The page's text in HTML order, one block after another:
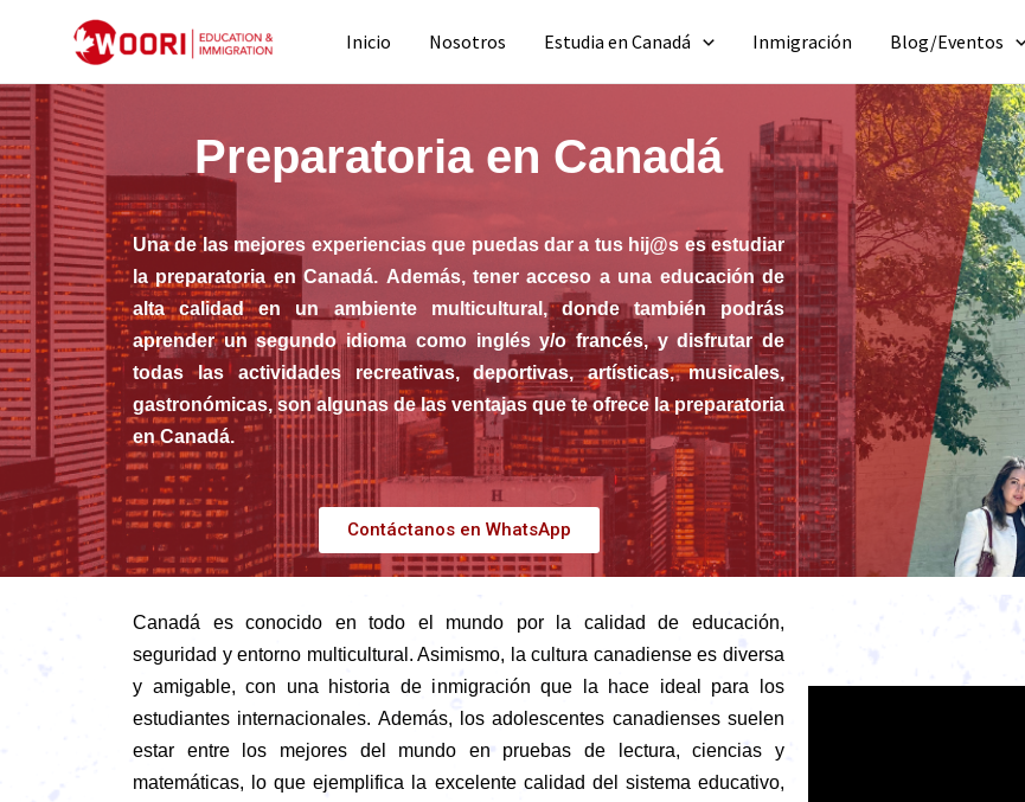
Inicio Nosotros Estudia en Canadá Inmigración Blog/Eventos
Preparatoria en Canadá
Una de las mejores experiencias que puedas dar a tus hij@s es estudiar
la preparatoria en Canadá. Además, tener acceso a una educación de
alta calidad en un ambiente multicultural, donde también podrás
aprender un segundo idioma como inglés y/o francés, y disfrutar de
todas las actividades recreativas, deportivas, artísticas, musicales,
gastronómicas,son algunas de lasventajas que te ofrece la preparatoria
en Canadá.
Contáctanos en WhatsApp
Canadá es conocido en todo el mundo por la calidad de educación,
seguridad y entorno multicultural. Asimismo, la cultura canadiense es diversa
y amigable, con una historia de inmigración que la hace ideal para los
estudiantes internacionales. Además, los adolescentes canadienses suelen
estar entre los mejores del mundo en pruebas de lectura, ciencias y
matemáticas, lo que ejemplifica la excelente calidad del sistema educativo,